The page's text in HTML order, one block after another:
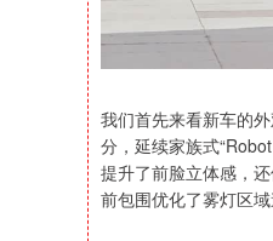
我们首先来看新车的
分，延续家族式
提升了前脸立体感，
前包围优化了雾灯区